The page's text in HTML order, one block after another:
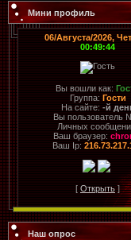
Мини профиль
06/Августа/2026,
00:49:44
Вы вошли как:
Группа: Гости
На сайте: -й
Вы пользователь
Личных
Ваш браузер:
Ваш Ip:
[ Открыть]
Наш опрос